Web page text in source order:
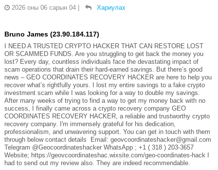
2026 оны 06 сарын 04
Хариулах
Bruno James (23.90.184.117)
I NEED A TRUSTED CRYPTO HACKER THAT CAN RESTORE LOST
OR SCAMMED FUNDS. Are you struggling to get back the money you
lost? Every day, countless individuals face the devastating impact of
scam operations that drain their hard-earned savings. But there’s good
news – GEO COORDINATES RECOVERY HACKER are here to help you
recover what’s rightfully yours. I lost my entire savings to a fake crypto
investment scam while I was looking for a way to double my savings.
After many weeks of trying to find a way to get my money back with no
success, I finally came across a crypto recovery company GEO
COORDINATES RECOVERY HACKER, a reliable and trustworthy crypto
recovery company. I'm immensely grateful for his dedication,
professionalism, and unwavering support. You can get in touch with them
through below contact details Email: geovcoordinateshacker@gmail.com
Telegram @Geocoordinateshacker WhatsApp ; +1 ( 318 ) 203-3657
Website; https://geovcoordinateshac.wixsite.com/geo-coordinates-hack I
had to send out my review also. They are indeed recommendable.